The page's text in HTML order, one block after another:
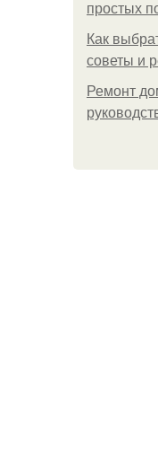
простых
Как
советы и
Ремонт